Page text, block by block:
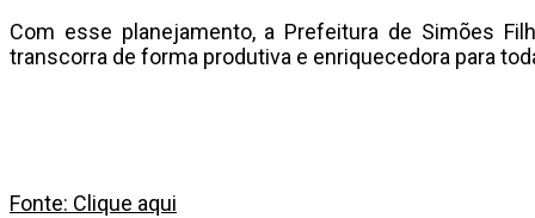
Com esse planejamento, a Prefeitura de Simões
transcorra de forma produtiva e enriquecedora para
Fonte: Clique aqui